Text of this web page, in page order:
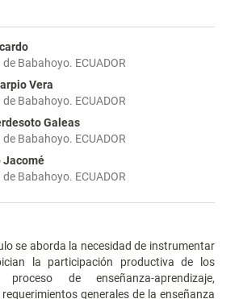
Babahoyo. ECUADOR
Vera
Babahoyo. ECUADOR
Galeas
Babahoyo. ECUADOR
Jacomé
Babahoyo. ECUADOR
se aborda la necesidad de instrumentar
la participación productiva de los
de enseñanza-aprendizaje,
generales de la enseñanza